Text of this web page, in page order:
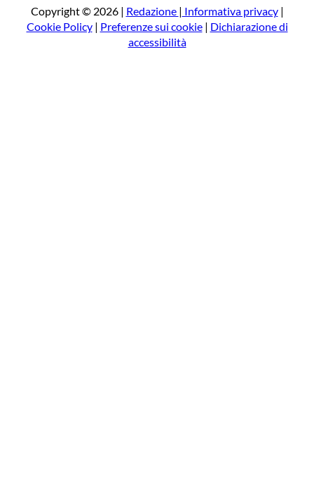
a
Copyright © 2026 | Redazione | Informativa privacy|
Cookie Policy| Preferenze sui cookie| Dichiarazione di
accessibilità